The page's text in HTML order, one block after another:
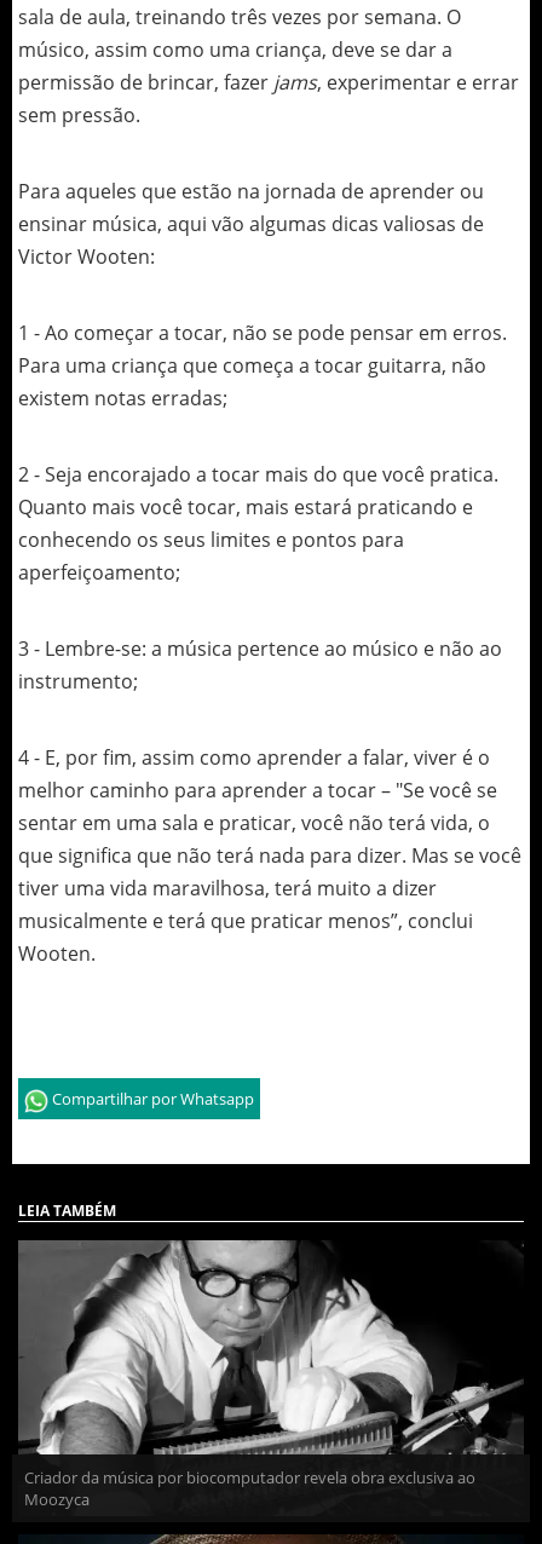
sala de aula, treinando três vezes por semana. O
músico, assim como uma criança, deve se dar a
permissão de brincar, fazer jams, experimentar e errar
sem pressão.
Para aqueles que estão na jornada de aprender ou
ensinar música, aqui vão algumas dicas valiosas de
Victor Wooten:
1 - Ao começar a tocar, não se pode pensar em erros.
Para uma criança que começa a tocar guitarra, não
existem notas erradas;
2 - Seja encorajado a tocar mais do que você pratica.
Quanto mais você tocar, mais estará praticando e
conhecendo os seus limites e pontos para
aperfeiçoamento;
3 - Lembre-se: a música pertence ao músico e não ao
instrumento;
4 - E, por fim, assim como aprender a falar, viver é o
melhor caminho para aprender a tocar – "Se você se
sentar em uma sala e praticar, você não terá vida, o
que significa que não terá nada para dizer. Mas se você
tiver uma vida maravilhosa, terá muito a dizer
musicalmente e terá que praticar menos”, conclui
Wooten.
Compartilhar por Whatsapp
LEIA TAMBÉM
Criador da música por biocomputador revela obra exclusiva ao
Moozyca